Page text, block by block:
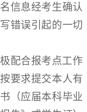
信息经考生确认
错误引起的一切
配合报考点工作
要求提交本人有
（应届本科毕业